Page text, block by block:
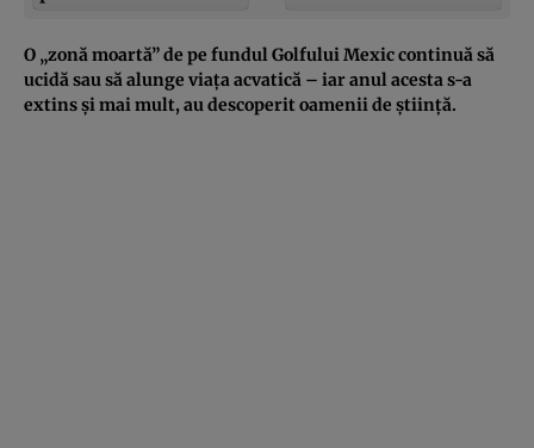
O „zonă moartă” de pe fundul Golfului Mexic continuă să
ucidă sau să alunge viața acvatică – iar anul acesta s-a
extins și mai mult, au descoperit oamenii de știință.